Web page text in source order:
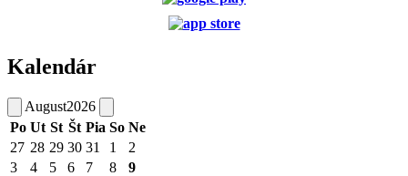
Kalendár
August2026
Po Ut St Št Pia So Ne
27 28 29 30 31 1
2
3
4 5 6 7 8
9